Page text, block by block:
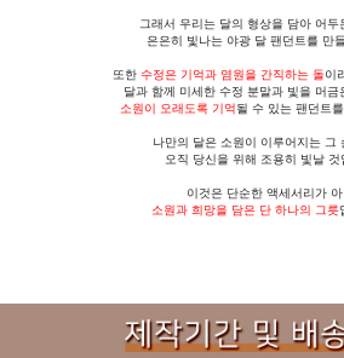
그래서 우리는 달의 형상을 담아 어두
은은히 빛나는 야광 달 팬던트를 만
또한 수정은 기억과 염원을 간직하는 돌이
달과 함께 미세한 수정 분말과 빛을 머금
소원이 오래도록 기억될 수 있는 팬던트
나만의 달은 소원이 이루어지는 그
오직 당신을 위해 조용히 빛날 것
이것은 단순한 액세서리가 아
소원과 희망을 담은 단 하나의 그릇